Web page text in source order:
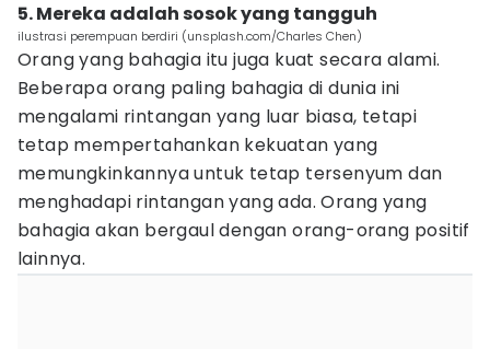
5. Mereka adalah sosok yang tangguh
ilustrasi perempuan berdiri (unsplash.com/Charles Chen)
Orang yang bahagia itu juga kuat secara alami.
Beberapa orang paling bahagia di dunia ini
mengalami rintangan yang luar biasa, tetapi
tetap mempertahankan kekuatan yang
memungkinkannya untuk tetap tersenyum dan
menghadapi rintangan yang ada. Orang yang
bahagia akan bergaul dengan orang-orang positif
lainnya.